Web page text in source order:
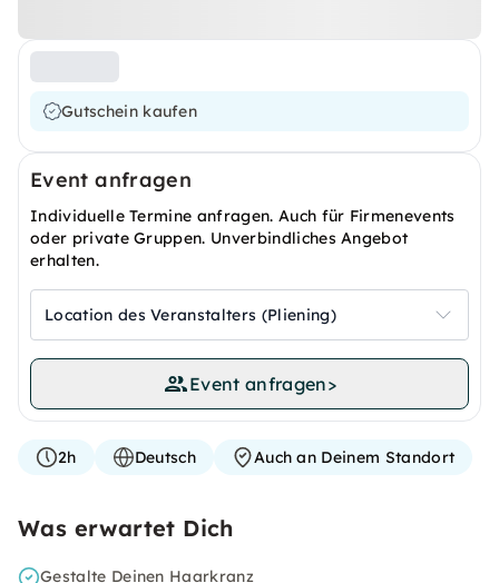
Gutschein kaufen
Event anfragen
Individuelle Termine anfragen. Auch für Firmenevents
oder private Gruppen. Unverbindliches Angebot
erhalten.
Location des Veranstalters (Pliening)
Event anfragen>
2h Deutsch Auch an Deinem Standort
Was erwartet Dich
Gestalte Deinen Haarkranz